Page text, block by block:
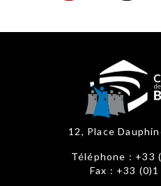
12, Place
Téléphone : +33
Fax : +33